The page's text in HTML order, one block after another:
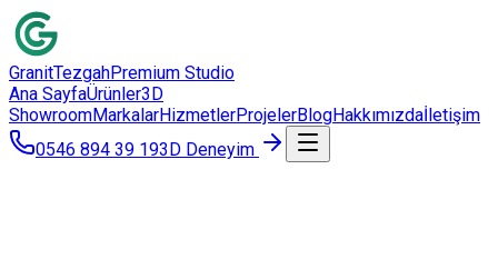
GranitTezgahPremium Studio
Ana SayfaÜrünler3D
ShowroomMarkalarHizmetlerProjelerBlogHakkımızdaİletişim
0546 894 39 193D Deneyim